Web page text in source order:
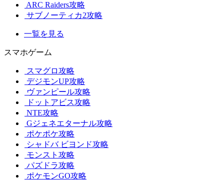
ARC Raiders攻略
サブノーティカ2攻略
一覧を見る
スマホゲーム
スマグロ攻略
デジモンUP攻略
ヴァンピール攻略
ドットアビス攻略
NTE攻略
Gジェネエターナル攻略
ポケポケ攻略
シャドバ ビヨンド攻略
モンスト攻略
パズドラ攻略
ポケモンGO攻略